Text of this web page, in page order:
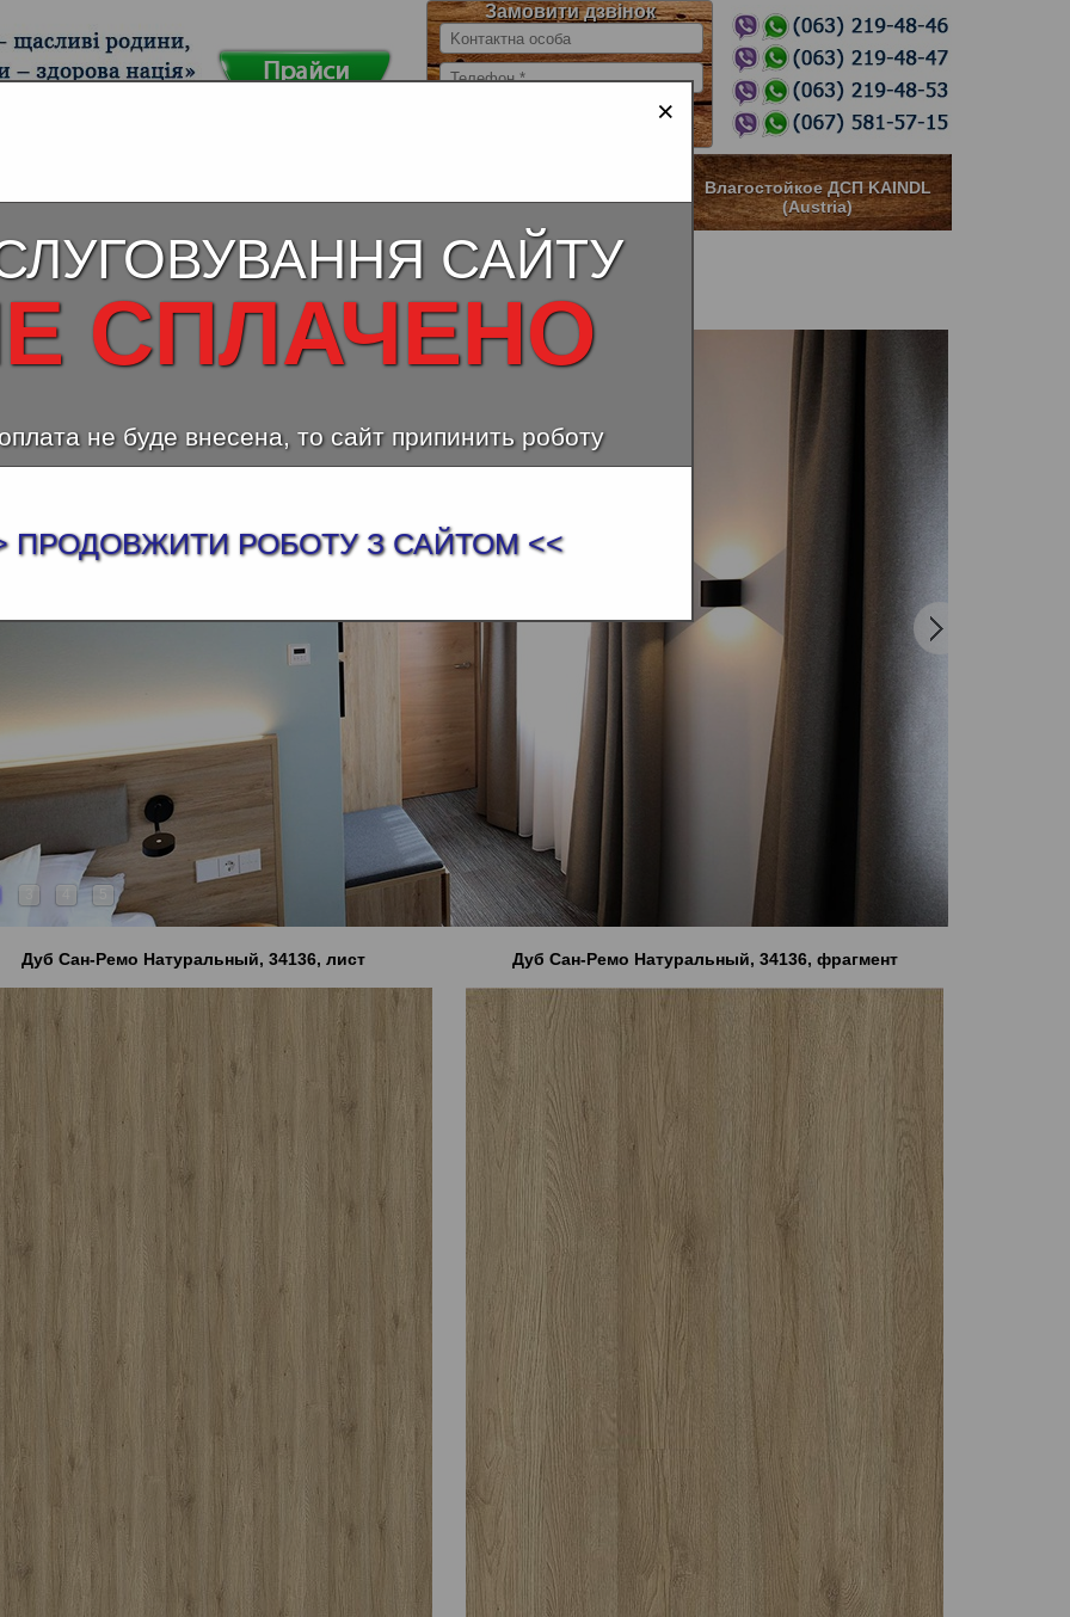
Замовити дзвінок
влагостойкие
(Austria)
Влагостойкое ДСП KAINDL
(Austria)
Ремо Натуральный
Дуб Сан-Ремо Натуральный, 34136, лист Дуб Сан-Ремо Натуральный, 34136, фрагмент
×
САЙТУ
СПЛАЧЕНО
не буде внесена, то сайт припинить роботу
ПРОДОВЖИТИ РОБОТУ З САЙТОМ <<